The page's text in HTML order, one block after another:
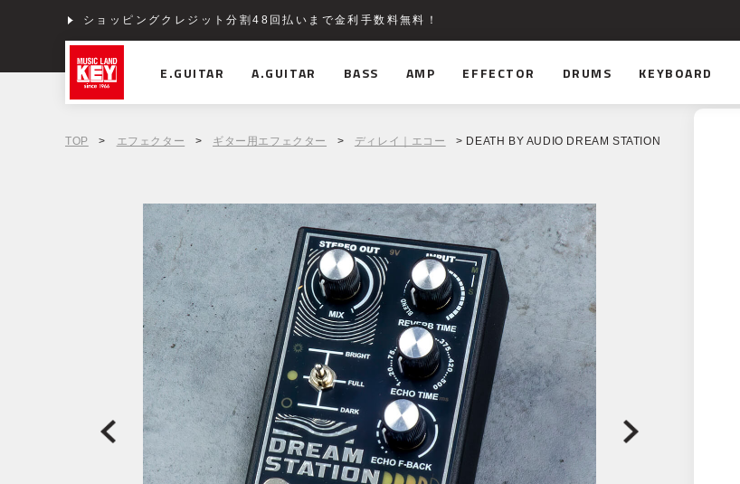
ショッピングクレジット分割48回払いまで金利手数料無料！
E.GUITAR A.GUITAR BASS AMP EFFECTOR DRUMS KEYBOARD
TOP > エフェクター > ギター用エフェクター > ディレイ｜エコー > DEATH BY AUDIO DREAM STATION